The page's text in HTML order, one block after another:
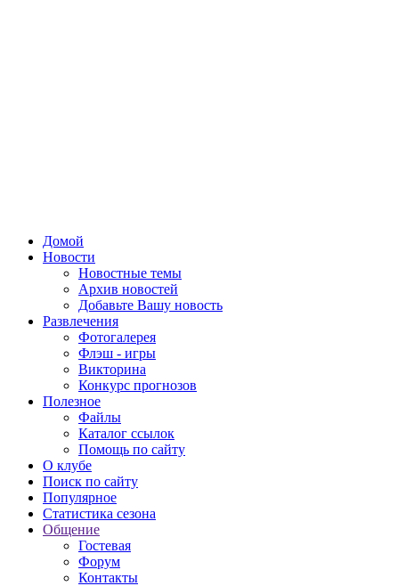
Домой
Новости
Новостные темы
Архив новостей
Добавьте Вашу новость
Развлечения
Фотогалерея
Флэш - игры
Викторина
Конкурс прогнозов
Полезное
Файлы
Каталог ссылок
Помощь по сайту
О клубе
Поиск по сайту
Популярное
Статистика сезона
Общение
Гостевая
Форум
Контакты